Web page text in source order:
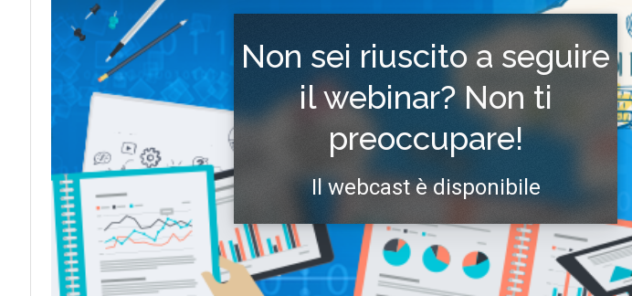
Non sei riuscito a seguire
il webinar? Non ti
preoccupare!
Il webcast è disponibile